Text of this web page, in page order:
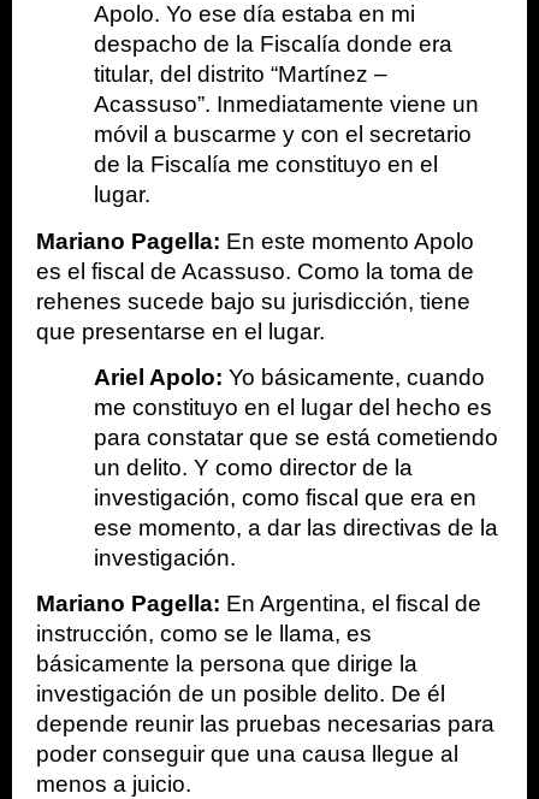
Apolo. Yo ese día estaba en mi
despacho de la Fiscalía donde era
titular, del distrito “Martínez –
Acassuso”. Inmediatamente viene un
móvil a buscarme y con el secretario
de la Fiscalía me constituyo en el
lugar.
Mariano Pagella: En este momento Apolo
es el fiscal de Acassuso. Como la toma de
rehenes sucede bajo su jurisdicción, tiene
que presentarse en el lugar.
Ariel Apolo: Yo básicamente, cuando
me constituyo en el lugar del hecho es
para constatar que se está cometiendo
un delito. Y como director de la
investigación, como fiscal que era en
ese momento, a dar las directivas de la
investigación.
Mariano Pagella: En Argentina, el fiscal de
instrucción, como se le llama, es
básicamente la persona que dirige la
investigación de un posible delito. De él
depende reunir las pruebas necesarias para
poder conseguir que una causa llegue al
menos a juicio.